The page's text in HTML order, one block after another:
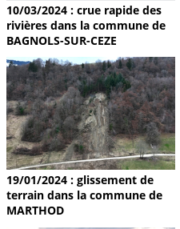
10/03/2024 : crue rapide des
rivières dans la commune de
BAGNOLS-SUR-CEZE
19/01/2024 : glissement de
terrain dans la commune de
MARTHOD